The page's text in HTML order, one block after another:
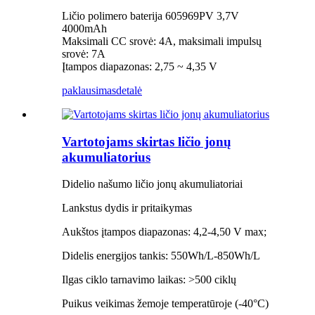
Ličio polimero baterija 605969PV 3,7V
4000mAh
Maksimali CC srovė: 4A, maksimali impulsų
srovė: 7A
Įtampos diapazonas: 2,75 ~ 4,35 V
paklausimasdetalė
Vartotojams skirtas ličio jonų
akumuliatorius
Didelio našumo ličio jonų akumuliatoriai
Lankstus dydis ir pritaikymas
Aukštos įtampos diapazonas: 4,2-4,50 V max;
Didelis energijos tankis: 550Wh/L-850Wh/L
Ilgas ciklo tarnavimo laikas: >500 ciklų
Puikus veikimas žemoje temperatūroje (-40°C)